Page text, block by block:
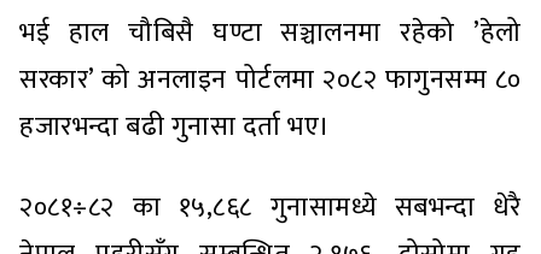
भई हाल चौबिसै घण्टा सञ्चालनमा रहेको ’हेलो
सरकार’ को अनलाइन पोर्टलमा २०८२ फागुनसम्म ८०
हजारभन्दा बढी गुनासा दर्ता भए।
२०८१÷८२ का १५,८६८ गुनासामध्ये सबभन्दा धेरै